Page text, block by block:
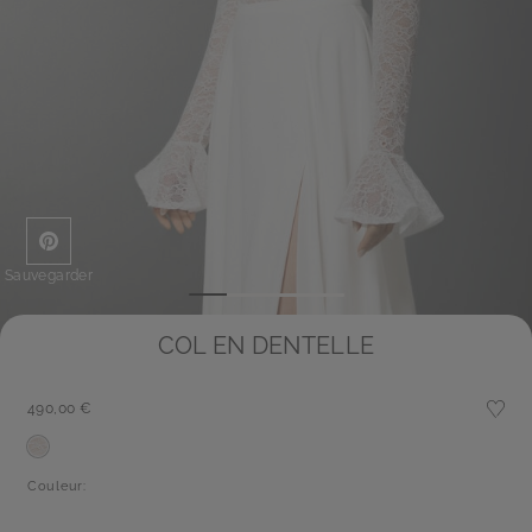
Sauvegarder
COL EN DENTELLE
490,00 €
Couleur: